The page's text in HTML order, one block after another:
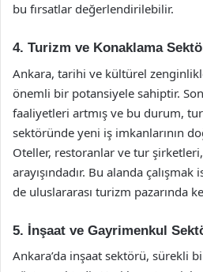
bu fırsatlar değerlendirilebilir.
4. Turizm ve Konaklama
Ankara, tarihi ve kültürel
önemli bir potansiyele sahiptir.
faaliyetleri artmış ve bu durum,
sektöründe yeni iş imkanlarının
Oteller, restoranlar ve tur
arayışındadır. Bu alanda
de uluslararası turizm pazarında
5. İnşaat ve Gayrimenkul
Ankara’da inşaat sektörü, sürekli